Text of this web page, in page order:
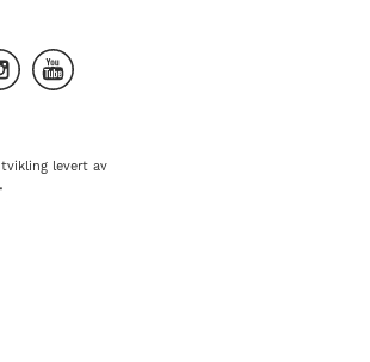
levert av